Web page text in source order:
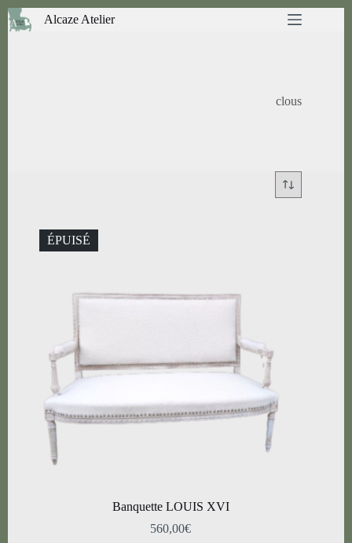
Passer
au
Alcaze Atelier
clous
ÉPUISÉ
Banquette LOUIS XVI
560,00€